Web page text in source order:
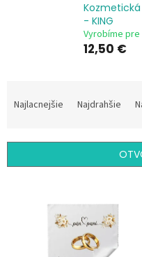
- KING
Vyrobíme
12,50 €
a
i
Najlacnejšie Najdrahšie